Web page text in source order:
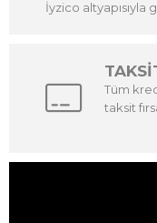
İyzico altyapısıyla
Tüm
taksit